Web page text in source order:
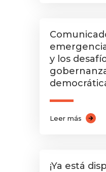
y los
Leer más
¡Ya está